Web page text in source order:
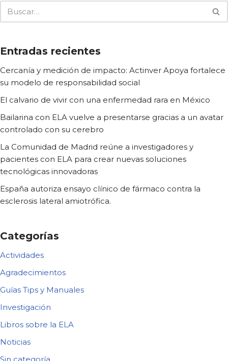
Entradas recientes
Cercanía y medición de impacto: Actinver Apoya fortalece
su modelo de responsabilidad social
El calvario de vivir con una enfermedad rara en México
Bailarina con ELA vuelve a presentarse gracias a un avatar
controlado con su cerebro
La Comunidad de Madrid reúne a investigadores y
pacientes con ELA para crear nuevas soluciones
tecnológicas innovadoras
España autoriza ensayo clínico de fármaco contra la
esclerosis lateral amiotrófica.
Categorías
Actividades
Agradecimientos
Guías Tips y Manuales
Investigación
Libros sobre la ELA
Noticias